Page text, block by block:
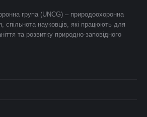
група (UNCG) – природоохоронна
спільнота науковців, які працюють для
та розвитку природно-заповідного